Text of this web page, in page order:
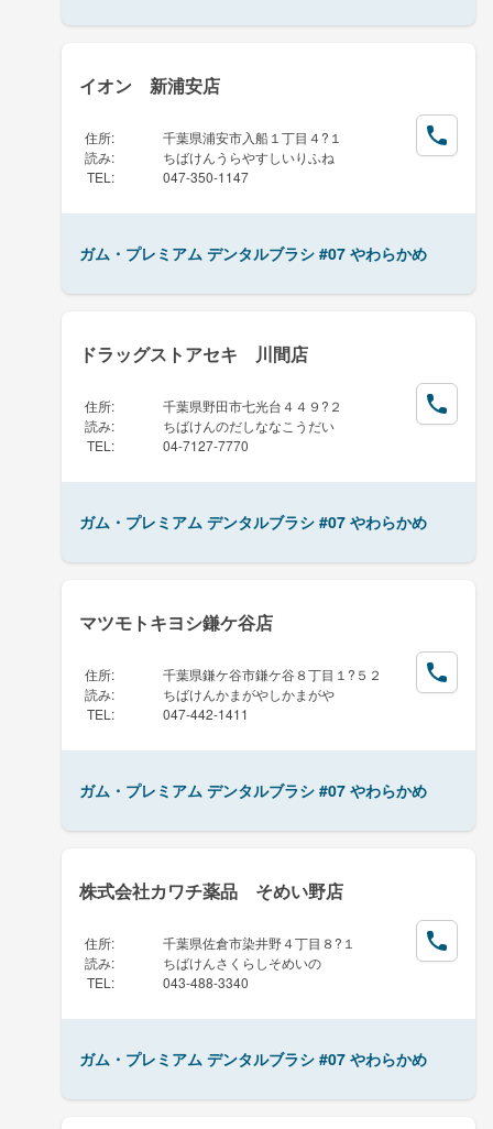
イオン 新浦安店
住所:
千葉県浦安市入船１丁目４?１
読み:
ちばけんうらやすしいりふね
TEL : 047-350-1147
ガム・プレミアム デンタルブラシ #07 やわらかめ
ドラッグストアセキ 川間店
住所:
千葉県野田市七光台４４９?２
読み:
ちばけんのだしななこうだい
TEL : 04-7127-7770
ガム・プレミアム デンタルブラシ #07 やわらかめ
マツモトキヨシ鎌ケ谷店
住所:
千葉県鎌ケ谷市鎌ケ谷８丁目１?５２
読み:
ちばけんかまがやしかまがや
TEL : 047-442-1411
ガム・プレミアム デンタルブラシ #07 やわらかめ
株式会社カワチ薬品 そめい野店
住所:
千葉県佐倉市染井野４丁目８?１
読み:
ちばけんさくらしそめいの
TEL : 043-488-3340
ガム・プレミアム デンタルブラシ #07 やわらかめ